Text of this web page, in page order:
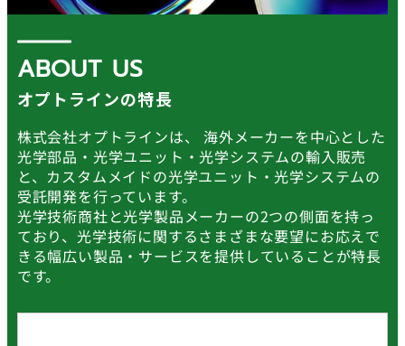
ABOUT US
オプトラインの特長
株式会社オプトラインは、 海外メーカーを中心とした
光学部品・光学ユニット・光学システムの輸入販売
と、カスタムメイドの光学ユニット・光学システムの
受託開発を行っています。
光学技術商社と光学製品メーカーの2つの側面を持っ
ており、光学技術に関するさまざまな要望にお応えで
きる幅広い製品・サービスを提供していることが特長
です。